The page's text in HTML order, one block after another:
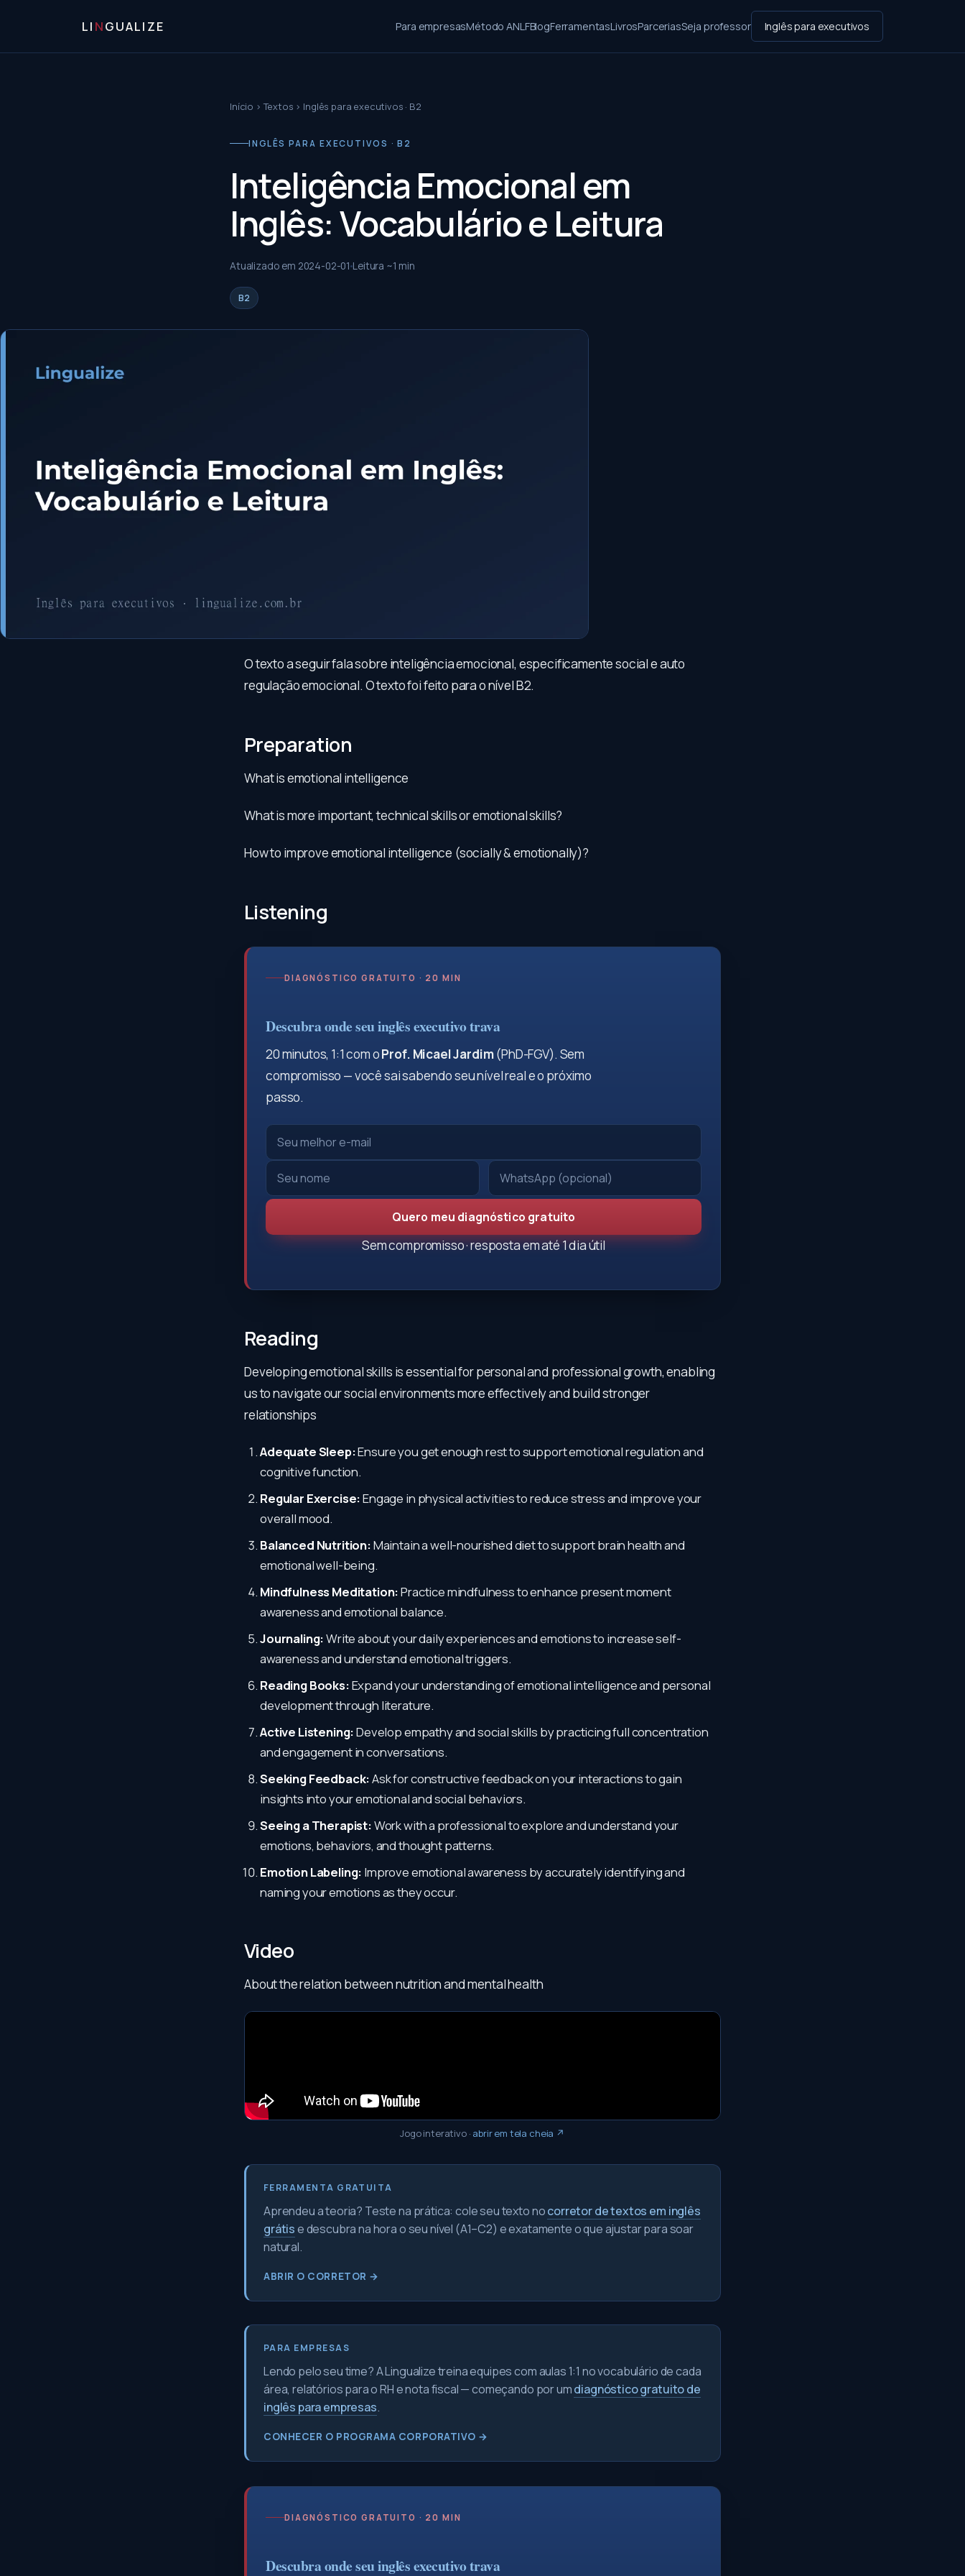
LI NGUALIZE Para empresasMétodo ANLFBlogFerramentasLivrosParceriasSeja professor Inglês para executivos
Início ›Textos › Inglês para executivos · B2
INGLÊS PARA EXECUTIVOS · B2
Inteligência Emocional em
Inglês: Vocabulário e Leitura
Atualizado em 2024-02-01 Leitura ~1 min
B2
O texto a seguir fala sobre inteligência emocional, especificamente social e auto
regulação emocional. O texto foi feito para o nível B2.
Preparation
What is emotional intelligence
What is more important, technical skills or emotional skills?
How to improve emotional intelligence (socially & emotionally)?
Listening
DIAGNÓSTICO GRATUITO · 20 MIN
Descubra onde seu inglês executivo trava
20 minutos, 1:1 com oProf. Micael Jardim(PhD-FGV). Sem
compromisso — você sai sabendo seu nível real e o próximo
passo.
Quero meu diagnóstico gratuito
Sem compromisso · resposta em até 1 dia útil
Reading
Developing emotional skills is essential for personal and professional growth, enabling
us to navigate our social environments more effectively and build stronger
relationships
Adequate Sleep:Ensure you get enough rest to support emotional regulation and
cognitive function.
Regular Exercise:Engage in physical activities to reduce stress and improve your
overall mood.
Balanced Nutrition:Maintain a well-nourished diet to support brain health and
emotional well-being.
Mindfulness Meditation:Practice mindfulness to enhance present moment
awareness and emotional balance.
Journaling:Write about your daily experiences and emotions to increase self-
awareness and understand emotional triggers.
Reading Books:Expand your understanding of emotional intelligence and personal
development through literature.
Active Listening:Develop empathy and social skills by practicing full concentration
and engagement in conversations.
Seeking Feedback:Ask for constructive feedback on your interactions to gain
insights into your emotional and social behaviors.
Seeing a Therapist:Work with a professional to explore and understand your
emotions, behaviors, and thought patterns.
Emotion Labeling: Improve emotional awareness by accurately identifying and
naming your emotions as they occur.
Video
About the relation between nutrition and mental health
Jogo interativo· abrir em tela cheia ↗
FERRAMENTA GRATUITA
Aprendeu a teoria? Teste na prática: cole seu texto nocorretor de textos em inglês
grátise descubra na hora o seu nível (A1–C2) e exatamente o que ajustar para soar
natural.
ABRIR O CORRETOR →
PARA EMPRESAS
Lendo pelo seu time? A Lingualize treina equipes com aulas 1:1 no vocabulário de cada
área, relatórios para o RH e nota fiscal — começando por umdiagnóstico gratuito de
inglês para empresas.
CONHECER O PROGRAMA CORPORATIVO →
DIAGNÓSTICO GRATUITO · 20 MIN
Descubra onde seu inglês executivo trava